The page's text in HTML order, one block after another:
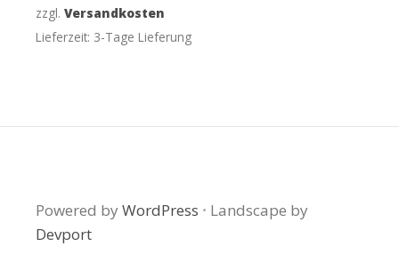
zzgl. Versandkosten
Lieferzeit: 3-Tage Lieferung
Powered by WordPress · Landscape by
Devport